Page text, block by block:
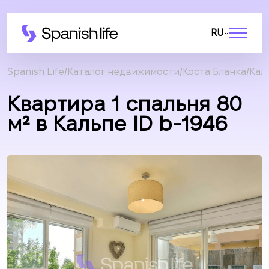
RU
Spanish Life Каталог недвижимости Коста Бланка
Квартира 1 спальня 80
м² в Кальпе ID b-1946